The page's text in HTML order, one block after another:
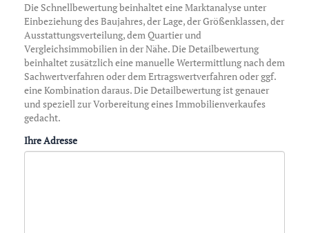
Die Schnellbewertung beinhaltet eine Marktanalyse unter
Einbeziehung des Baujahres, der Lage, der Größenklassen, der
Ausstattungsverteilung, dem Quartier und
Vergleichsimmobilien in der Nähe. Die Detailbewertung
beinhaltet zusätzlich eine manuelle Wertermittlung nach dem
Sachwertverfahren oder dem Ertragswertverfahren oder ggf.
eine Kombination daraus. Die Detailbewertung ist genauer
und speziell zur Vorbereitung eines Immobilienverkaufes
gedacht.
Ihre Adresse